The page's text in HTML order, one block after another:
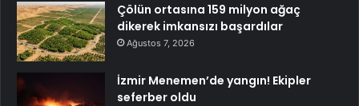
Çölün ortasına 159 milyon ağaç
dikerek imkansızı başardılar
Ağustos 7, 2026
İzmir Menemen’de yangın! Ekipler
seferber oldu